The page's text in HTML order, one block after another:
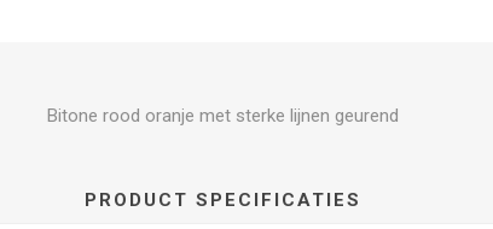
Bitone rood oranje met sterke lijnen geurend
PRODUCT SPECIFICATIES